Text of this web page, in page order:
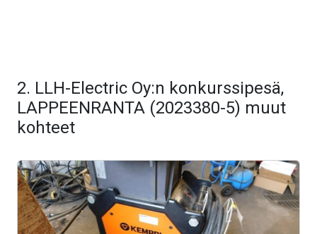
2. LLH-Electric Oy:n konkurssipesä,
LAPPEENRANTA (2023380-5) muut
kohteet